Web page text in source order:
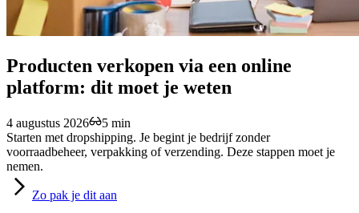
Producten verkopen via een online
platform: dit moet je weten
4 augustus 2026
5 min
Starten met dropshipping. Je begint je bedrijf zonder
voorraadbeheer, verpakking of verzending. Deze stappen moet je
nemen.
Zo pak je dit aan